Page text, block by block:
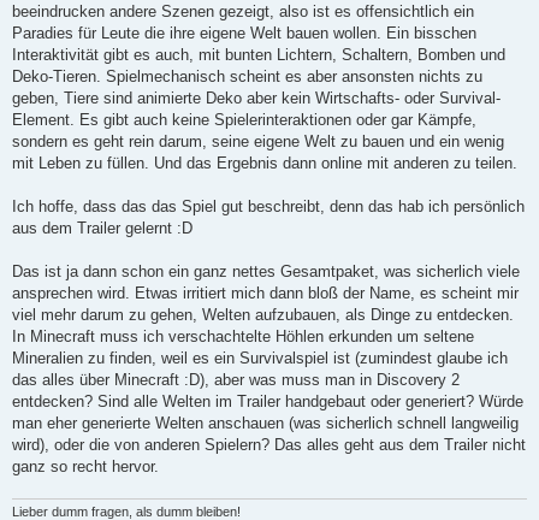
beeindrucken andere Szenen gezeigt, also ist es offensichtlich ein
Paradies für Leute die ihre eigene Welt bauen wollen. Ein bisschen
Interaktivität gibt es auch, mit bunten Lichtern, Schaltern, Bomben und
Deko-Tieren. Spielmechanisch scheint es aber ansonsten nichts zu
geben, Tiere sind animierte Deko aber kein Wirtschafts- oder Survival-
Element. Es gibt auch keine Spielerinteraktionen oder gar Kämpfe,
sondern es geht rein darum, seine eigene Welt zu bauen und ein wenig
mit Leben zu füllen. Und das Ergebnis dann online mit anderen zu teilen.
Ich hoffe, dass das das Spiel gut beschreibt, denn das hab ich persönlich
aus dem Trailer gelernt :D
Das ist ja dann schon ein ganz nettes Gesamtpaket, was sicherlich viele
ansprechen wird. Etwas irritiert mich dann bloß der Name, es scheint mir
viel mehr darum zu gehen, Welten aufzubauen, als Dinge zu entdecken.
In Minecraft muss ich verschachtelte Höhlen erkunden um seltene
Mineralien zu finden, weil es ein Survivalspiel ist (zumindest glaube ich
das alles über Minecraft :D), aber was muss man in Discovery 2
entdecken? Sind alle Welten im Trailer handgebaut oder generiert? Würde
man eher generierte Welten anschauen (was sicherlich schnell langweilig
wird), oder die von anderen Spielern? Das alles geht aus dem Trailer nicht
ganz so recht hervor.
Lieber dumm fragen, als dumm bleiben!